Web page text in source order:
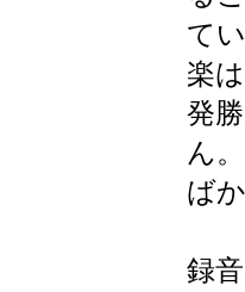
て
楽
発
ん
ば
録